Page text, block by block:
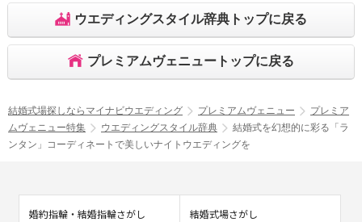
ウエディングスタイル辞典トップに戻る
プレミアムヴェニュートップに戻る
結婚式場探しならマイナビウエディング プレミアムヴェニュー
プレミア
ムヴェニュー特集
ウエディングスタイル辞典
結婚式を幻想的に彩る「ラ
ンタン」コーディネートで美しいナイトウエディングを
婚約指輪・結婚指輪さがし 結婚式場さがし